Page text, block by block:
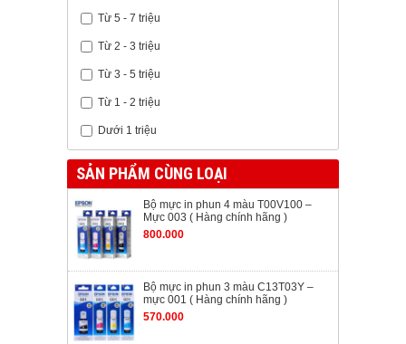
Từ 5 - 7 triệu
Từ 2 - 3 triệu
Từ 3 - 5 triệu
Từ 1 - 2 triệu
Dưới 1 triệu
SẢN PHẨM CÙNG LOẠI
Bộ mực in phun 4 màu T00V100 –
Mực 003 ( Hàng chính hãng )
800.000
Bộ mực in phun 3 màu C13T03Y –
mực 001 ( Hàng chính hãng )
570.000